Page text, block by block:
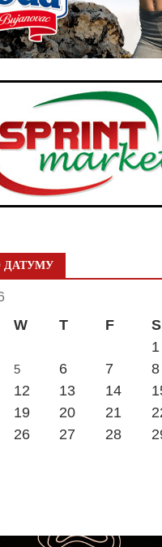
ДАТУМУ
W T F S
1
5 6 7 8
12 13 14
19 20 21
26 27 28